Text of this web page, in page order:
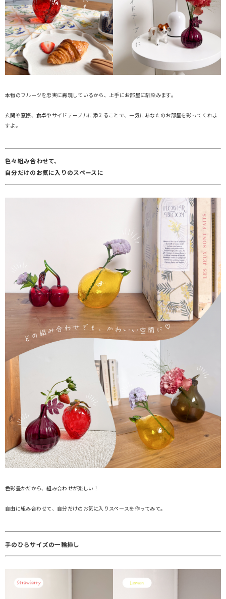
本物のフルーツを忠実に再現しているから、上手にお部屋に馴染みます。
玄関や窓際、食卓やサイドテーブルに添えることで、一気にあなたのお部屋を彩ってくれま
すよ。
色々組み合わせて、
自分だけのお気に入りのスペースに
色彩豊かだから、組み合わせが楽しい！
自由に組み合わせて、自分だけのお気に入りスペースを作ってみて。
手のひらサイズの一輪挿し